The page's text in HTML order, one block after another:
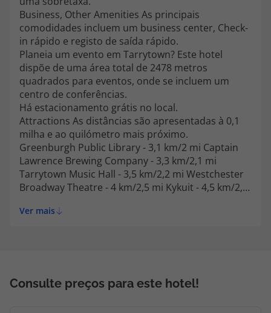
Business, Other Amenities As principais
comodidades incluem um business center, Check-
in rápido e registo de saída rápido.
Planeia um evento em Tarrytown? Este hotel
dispõe de uma área total de 2478 metros
quadrados para eventos, onde se incluem um
centro de conferências.
Há estacionamento grátis no local.
Attractions As distâncias são apresentadas à 0,1
milha e ao quilómetro mais próximo.
Greenburgh Public Library - 3,1 km/2 mi Captain
Lawrence Brewing Company - 3,3 km/2,1 mi
Tarrytown Music Hall - 3,5 km/2,2 mi Westchester
Broadway Theatre - 4 km/2,5 mi Kykuit - 4,5 km/2,8
State Park Preserve - 4,7 km/2,9 mi Washington
York Medical College - 5,6 km/3,5 mi Westchester
County Center - 5,9 km/3,7 mi Union Church of
Ver mais
Consulte preços para este hotel!